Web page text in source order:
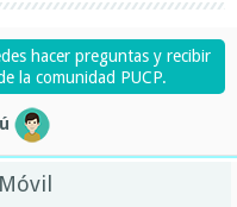
hacer preguntas y recibir
la comunidad PUCP.